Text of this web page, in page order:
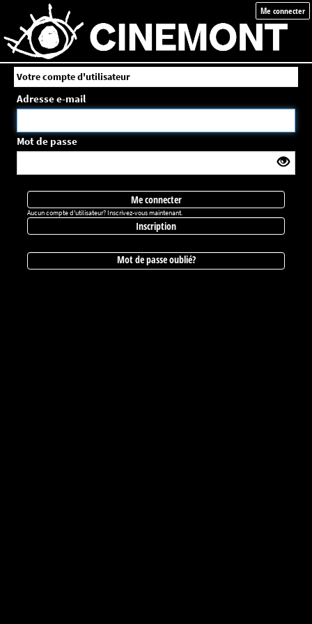
Me connecter
Votre compte d'utilisateur
Adresse e-mail
Mot de passe
Me connecter
Aucun compte d'utilisateur? Inscrivez-vous maintenant.
Inscription
Mot de passe oublié?